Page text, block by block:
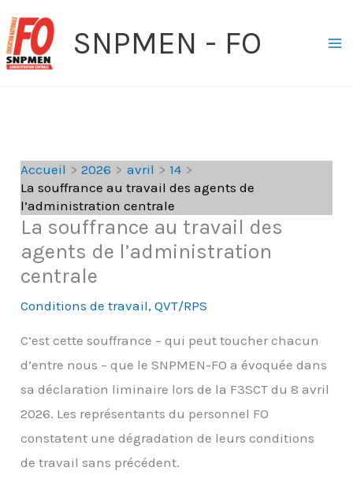
au
contenu
SNPMEN - FO
Accueil 2026 avril
14
La souffrance au travail des agents de
l’administration centrale
La souffrance au travail des
agents de l’administration
centrale
Conditions de travail,QVT/RPS
C’est cette souffrance – qui peut toucher chacun
d’entre nous – que le SNPMEN-FO a évoquée dans
sa déclaration liminaire lors de la F3SCT du 8 avril
2026. Les représentants du personnel FO
constatent une dégradation de leurs conditions
de travail sans précédent.